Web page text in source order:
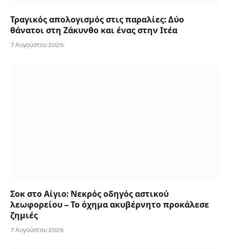
Τραγικός απολογισμός στις παραλίες: Δύο
θάνατοι στη Ζάκυνθο και ένας στην Ιτέα
7 Αυγούστου 2026
Σοκ στο Αίγιο: Νεκρός οδηγός αστικού
λεωφορείου – Το όχημα ακυβέρνητο προκάλεσε
ζημιές
7 Αυγούστου 2026